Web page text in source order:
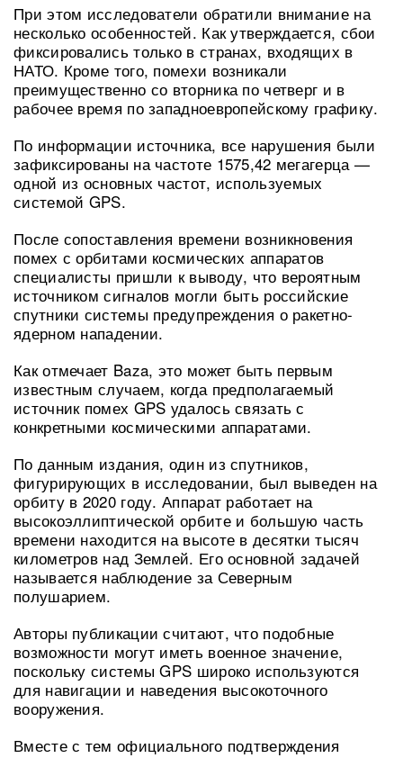
При этом исследователи обратили внимание на
несколько особенностей. Как утверждается, сбои
фиксировались только в странах, входящих в
НАТО. Кроме того, помехи возникали
преимущественно со вторника по четверг и в
рабочее время по западноевропейскому графику.
По информации источника, все нарушения были
зафиксированы на частоте 1575,42 мегагерца —
одной из основных частот, используемых
системой GPS.
После сопоставления времени возникновения
помех с орбитами космических аппаратов
специалисты пришли к выводу, что вероятным
источником сигналов могли быть российские
спутники системы предупреждения о ракетно-
ядерном нападении.
Как отмечает Baza, это может быть первым
известным случаем, когда предполагаемый
источник помех GPS удалось связать с
конкретными космическими аппаратами.
По данным издания, один из спутников,
фигурирующих в исследовании, был выведен на
орбиту в 2020 году. Аппарат работает на
высокоэллиптической орбите и большую часть
времени находится на высоте в десятки тысяч
километров над Землей. Его основной задачей
называется наблюдение за Северным
полушарием.
Авторы публикации считают, что подобные
возможности могут иметь военное значение,
поскольку системы GPS широко используются
для навигации и наведения высокоточного
вооружения.
Вместе с тем официального подтверждения